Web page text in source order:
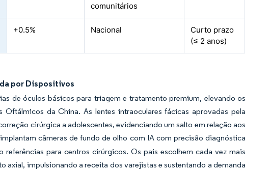
comunitários
+0.5% Nacional
Curto prazo
(≤ 2 anos)
por Dispositivos
de óculos básicos para triagem e tratamento premium, elevando os
da China. As lentes intraoculares fácicas aprovadas pela
cirúrgica a adolescentes, evidenciando um salto em relação aos
câmeras de fundo de olho com IA com precisão diagnóstica
para centros cirúrgicos. Os pais escolhem cada vez mais
impulsionando a receita dos varejistas e sustentando a demanda